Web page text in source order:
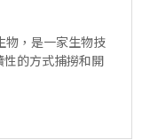
，是一家生物技
的方式捕撈和開